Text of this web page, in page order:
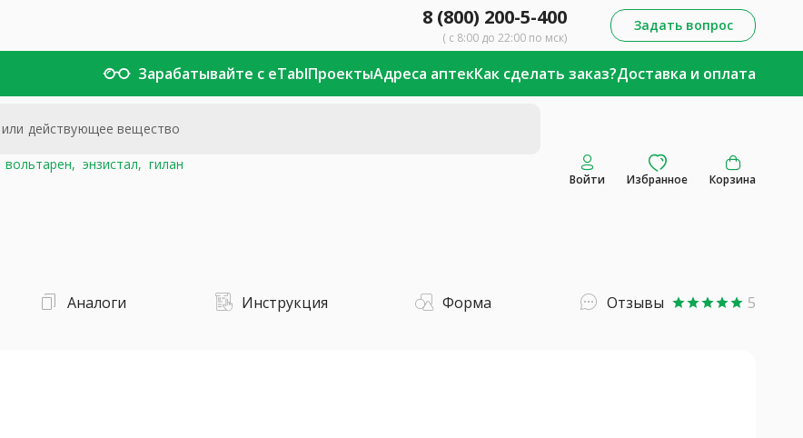
8 (800) 200-5-400
( с 8:00 до 22:00 по мск)
Задать вопрос
Зарабатывайте с eTablПроектыАдреса аптекКак сделать заказ?Доставка и оплата
вольтарен, энзистал, гилан
Войти Избранное Корзина
Аналоги Инструкция Форма Отзывы starstarstarstarstar 5